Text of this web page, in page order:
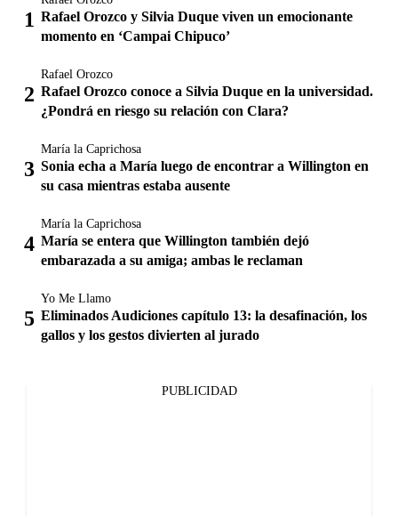
Rafael Orozco y Silvia Duque viven un emocionante
momento en ‘Campai Chipuco’
Rafael Orozco
Rafael Orozco conoce a Silvia Duque en la universidad.
¿Pondrá en riesgo su relación con Clara?
María la Caprichosa
Sonia echa a María luego de encontrar a Willington en
su casa mientras estaba ausente
María la Caprichosa
María se entera que Willington también dejó
embarazada a su amiga; ambas le reclaman
Yo Me Llamo
Eliminados Audiciones capítulo 13: la desafinación, los
gallos y los gestos divierten al jurado
PUBLICIDAD